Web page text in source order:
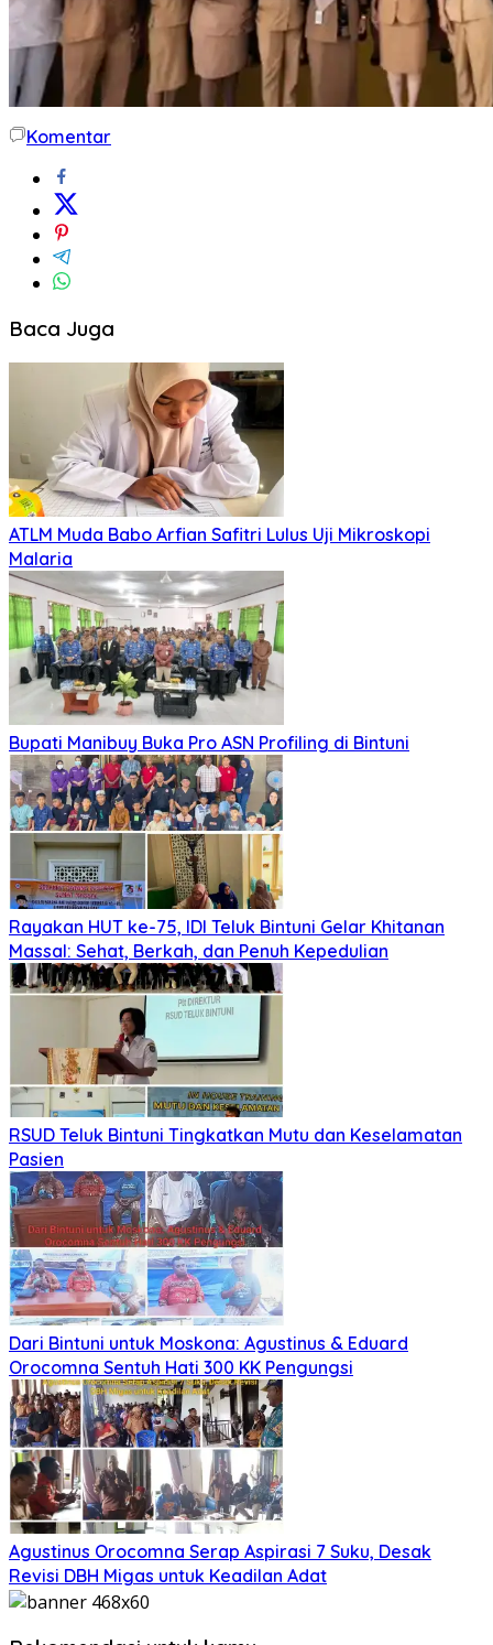
Komentar
Baca Juga
ATLM Muda Babo Arfian Safitri Lulus Uji Mikroskopi
Malaria
Bupati Manibuy Buka Pro ASN Profiling di Bintuni
Rayakan HUT ke-75, IDI Teluk Bintuni Gelar Khitanan
Massal: Sehat, Berkah, dan Penuh Kepedulian
RSUD Teluk Bintuni Tingkatkan Mutu dan Keselamatan
Pasien
Dari Bintuni untuk Moskona: Agustinus & Eduard
Orocomna Sentuh Hati 300 KK Pengungsi
Agustinus Orocomna Serap Aspirasi 7 Suku, Desak
Revisi DBH Migas untuk Keadilan Adat